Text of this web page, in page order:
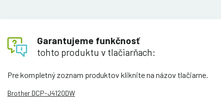
Garantujeme funkčnosť
tohto produktu v tlačiarňach:
Pre kompletný zoznam produktov kliknite na názov tlačiarne.
Brother DCP-J4120DW